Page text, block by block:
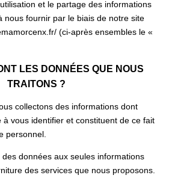
et le partage des informations
nous fournir par le biais de notre site
(ci-après ensembles le «
LES DONNÉES QUE NOUS
TRAITONS ?
collectons des informations dont
vous identifier et constituent de ce fait
personnel.
données aux seules informations
des services que nous proposons.